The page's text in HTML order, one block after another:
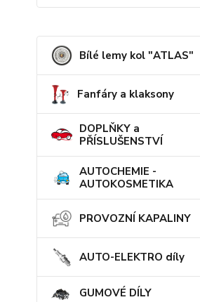
Bílé lemy kol "ATLAS"
Fanfáry a klaksony
DOPLŇKY a
PŘÍSLUŠENSTVÍ
AUTOCHEMIE -
AUTOKOSMETIKA
PROVOZNÍ KAPALINY
AUTO-ELEKTRO díly
GUMOVÉ DÍLY